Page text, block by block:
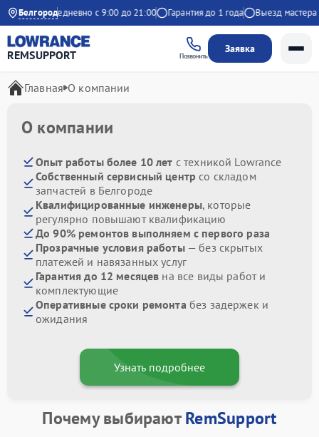
Белгород
Ежедневно с 9:00 до 21:00 Гарантия до 1 года Выезд мастера
REMSUPPORT Позвонить
Заявка
Главная О компании
О компании
Опыт работы более 10 лет с техникой Lowrance
Собственный сервисный центр со складом
запчастей в Белгороде
Квалифицированные инженеры, которые
регулярно повышают квалификацию
До 90% ремонтов выполняем с первого раза
Прозрачные условия работы— без скрытых
платежей и навязанных услуг
Гарантия до 12 месяцев на все виды работ и
комплектующие
Оперативные сроки ремонтабез задержек и
ожидания
Узнать подробнее
Почему выбираютRemSupport